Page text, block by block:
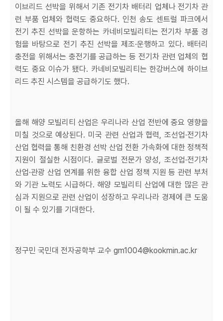
이브리드 선박을 위해서 기존 전기차 배터리 업체나 전기차 관
련 부품 업체와 협력도 중요하다. 인천 송도 센트럴 파크에서
전기 추진 선박을 운항하는 카네비모빌리티는 전기차 부품 경
험을 바탕으로 전기 추진 선박을 제조·운행하고 있다. 배터리
충전을 위해서는 충전기를 공급하는 등 전기차 관련 업체의 협
력도 중요 이슈가 됐다. 카네비모빌리티는 한강버스에 하이브
리드 추진 시스템을 공급하기도 했다.
올해 해양 모빌리티 산업은 우리나라 산업 전반에 중요 영향을
미칠 것으로 예상된다. 미국 관련 산업과 협력, 조선업·전기차
산업 협력을 통해 친환경 선박 산업 전환 가속화에 대한 정책적
지원이 절실한 시점이다. 글로벌 전문가 양성, 조선업·전기차
산업·관광 산업 연계를 위한 융합 산업 정책 지원 등 관련 부처
와 기관 노력도 시급하다. 해양 모빌리티 산업에 대한 많은 관
심과 지원으로 관련 산업이 성장하고 우리나라 경제에 큰 도움
이 될 수 있기를 기대한다.
정구민 국민대 전자공학부 교수 gm1004@kookmin.ac.kr